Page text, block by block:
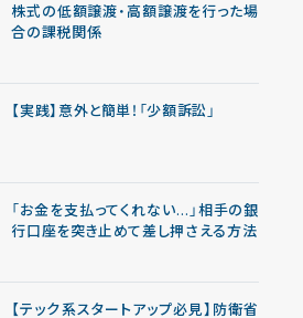
株式の低額譲渡・高額譲渡を行った場
合の課税関係
【実践】意外と簡単！「少額訴訟」
「お金を支払ってくれない…」相手の銀
行口座を突き止めて差し押さえる方法
【テック系スタートアップ必見】防衛省